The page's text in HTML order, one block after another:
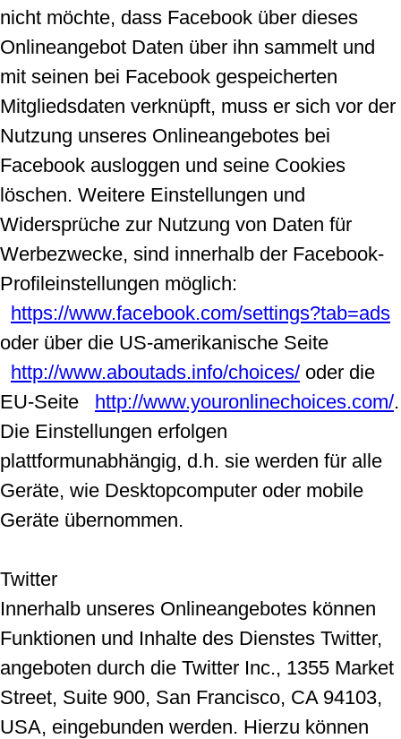
nicht möchte, dass Facebook über dieses
Onlineangebot Daten über ihn sammelt und
mit seinen bei Facebook gespeicherten
Mitgliedsdaten verknüpft, muss er sich vor der
Nutzung unseres Onlineangebotes bei
Facebook ausloggen und seine Cookies
löschen. Weitere Einstellungen und
Widersprüche zur Nutzung von Daten für
Werbezwecke, sind innerhalb der Facebook-
Profileinstellungen möglich:
https://www.facebook.com/settings?tab=ads
oder über die US-amerikanische Seite
http://www.aboutads.info/choices/ oder die
EU-Seite
http://www.youronlinechoices.com/.
Die Einstellungen erfolgen
plattformunabhängig, d.h. sie werden für alle
Geräte, wie Desktopcomputer oder mobile
Geräte übernommen.
Twitter
Innerhalb unseres Onlineangebotes können
Funktionen und Inhalte des Dienstes Twitter,
angeboten durch die Twitter Inc., 1355 Market
Street, Suite 900, San Francisco, CA 94103,
USA, eingebunden werden. Hierzu können